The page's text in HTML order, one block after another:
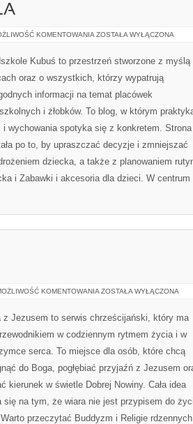
KOMENTOWANIA ŻŁOBKI
ZOSTAŁA WYŁĄCZONA
Kubuś to przestrzeń stworzone z myślą
oraz o wszystkich, którzy wypatrują
informacji na temat placówek
i żłobków. To blog, w którym
i wychowania spotyka się z konkretem. Strona
po to, by upraszczać decyzje i zmniejszać
dziecka, a także z planowaniem
i Zabawki i akcesoria dla dzieci. W centrum
KOMENTOWANIA TAOIZM
ZOSTAŁA WYŁĄCZONA
z Jezusem to serwis chrześcijański, który ma
w codziennym rytmem życia i w
serca. To miejsce dla osób, które chcą
do Boga, pogłębiać przyjaźń z Jezusem
kierunek w świetle Dobrej Nowiny. Cała idea
się na tym, że wiara nie jest przypisem do
przeczytać Buddyzm i Religie rdzennych